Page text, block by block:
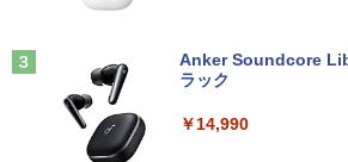
コン ノートパソコ
￥12,580
クス 漫画 マンガ
料無料】【新品】
￥19,096
Anker Soundcore
ラック
￥14,990